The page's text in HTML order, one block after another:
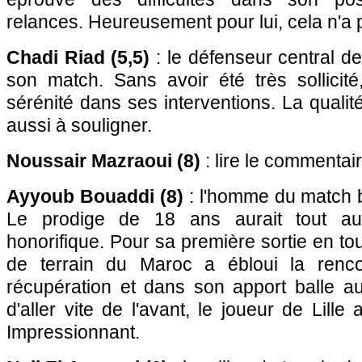
relances. Heureusement pour lui, cela n'a
Chadi Riad (5,5) : le défenseur central
son match. Sans avoir été très
sérénité dans ses interventions. La
aussi à souligner.
Noussair Mazraoui (8) : lire le
Ayyoub Bouaddi (8) : l'homme du match
Le prodige de 18 ans aurait tout
honorifique. Pour sa première sortie en
de terrain du Maroc a ébloui la
récupération et dans son apport balle
d'aller vite de l'avant, le joueur de Lille
Impressionnant.